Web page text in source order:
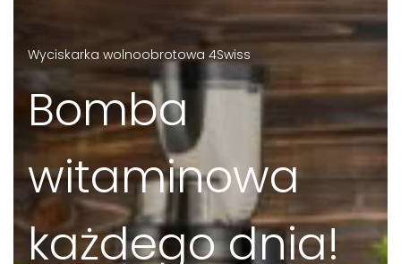
Wyciskarka wolnoobrotowa 4Swiss
Bomba
witaminowa
każdego dnia!